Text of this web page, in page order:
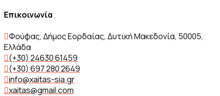
Επικοινωνία
Φούφας, Δήμος Εορδαίας, Δυτική Μακεδονία, 50005,
Ελλάδα
(+30) 24630 61459
(+30) 697 280 2649
info@xaitas-sia.gr
xaitas@gmail.com